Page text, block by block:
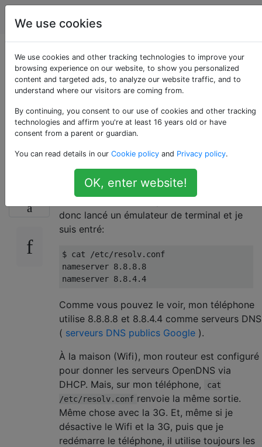
Android
Pourquoi mon
téléphone utilise-t-il
le DNS public de
Google?
J'étais simplement curieux de savoir quel
serveur DNS mon téléphone utilisait. J'ai
donc lancé un émulateur de terminal et je
suis entré:
$ cat /etc/resolv.conf
nameserver 8.8.8.8
Comme vous pouvez le voir, mon téléphone
utilise 8.8.8.8 et 8.8.4.4 comme serveurs DNS
( serveurs DNS publics Google ).
À la maison (Wifi), mon routeur est configuré
pour donner les serveurs OpenDNS via
DHCP. Mais, sur mon téléphone,
cat
/etc/resolv.conf renvoie la même sortie.
Même chose avec la 3G. Et, même si je
désactive le Wifi et la 3G, puis que je
redémarre le téléphone, il utilise toujours les
We use cookies
We use cookies and other tracking technologies to improve your
browsing experience on our website, to show you personalized
content and targeted ads, to analyze our website traffic, and to
understand where our visitors are coming from.
By continuing, you consent to our use of cookies and other tracking
technologies and affirm you're at least 16 years old or have
consent from a parent or guardian.
You can read details in our Cookie policy and Privacy policy.
OK, enter website!